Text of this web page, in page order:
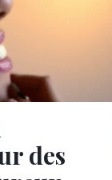
des